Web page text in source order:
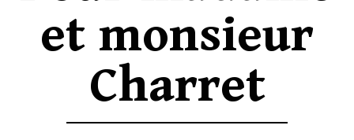
et monsieur
Charret